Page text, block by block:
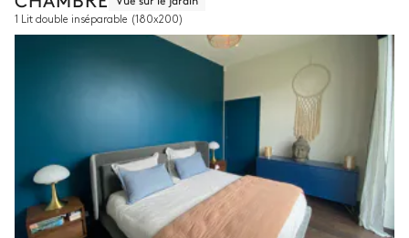
1 Lit double inséparable (180x200)